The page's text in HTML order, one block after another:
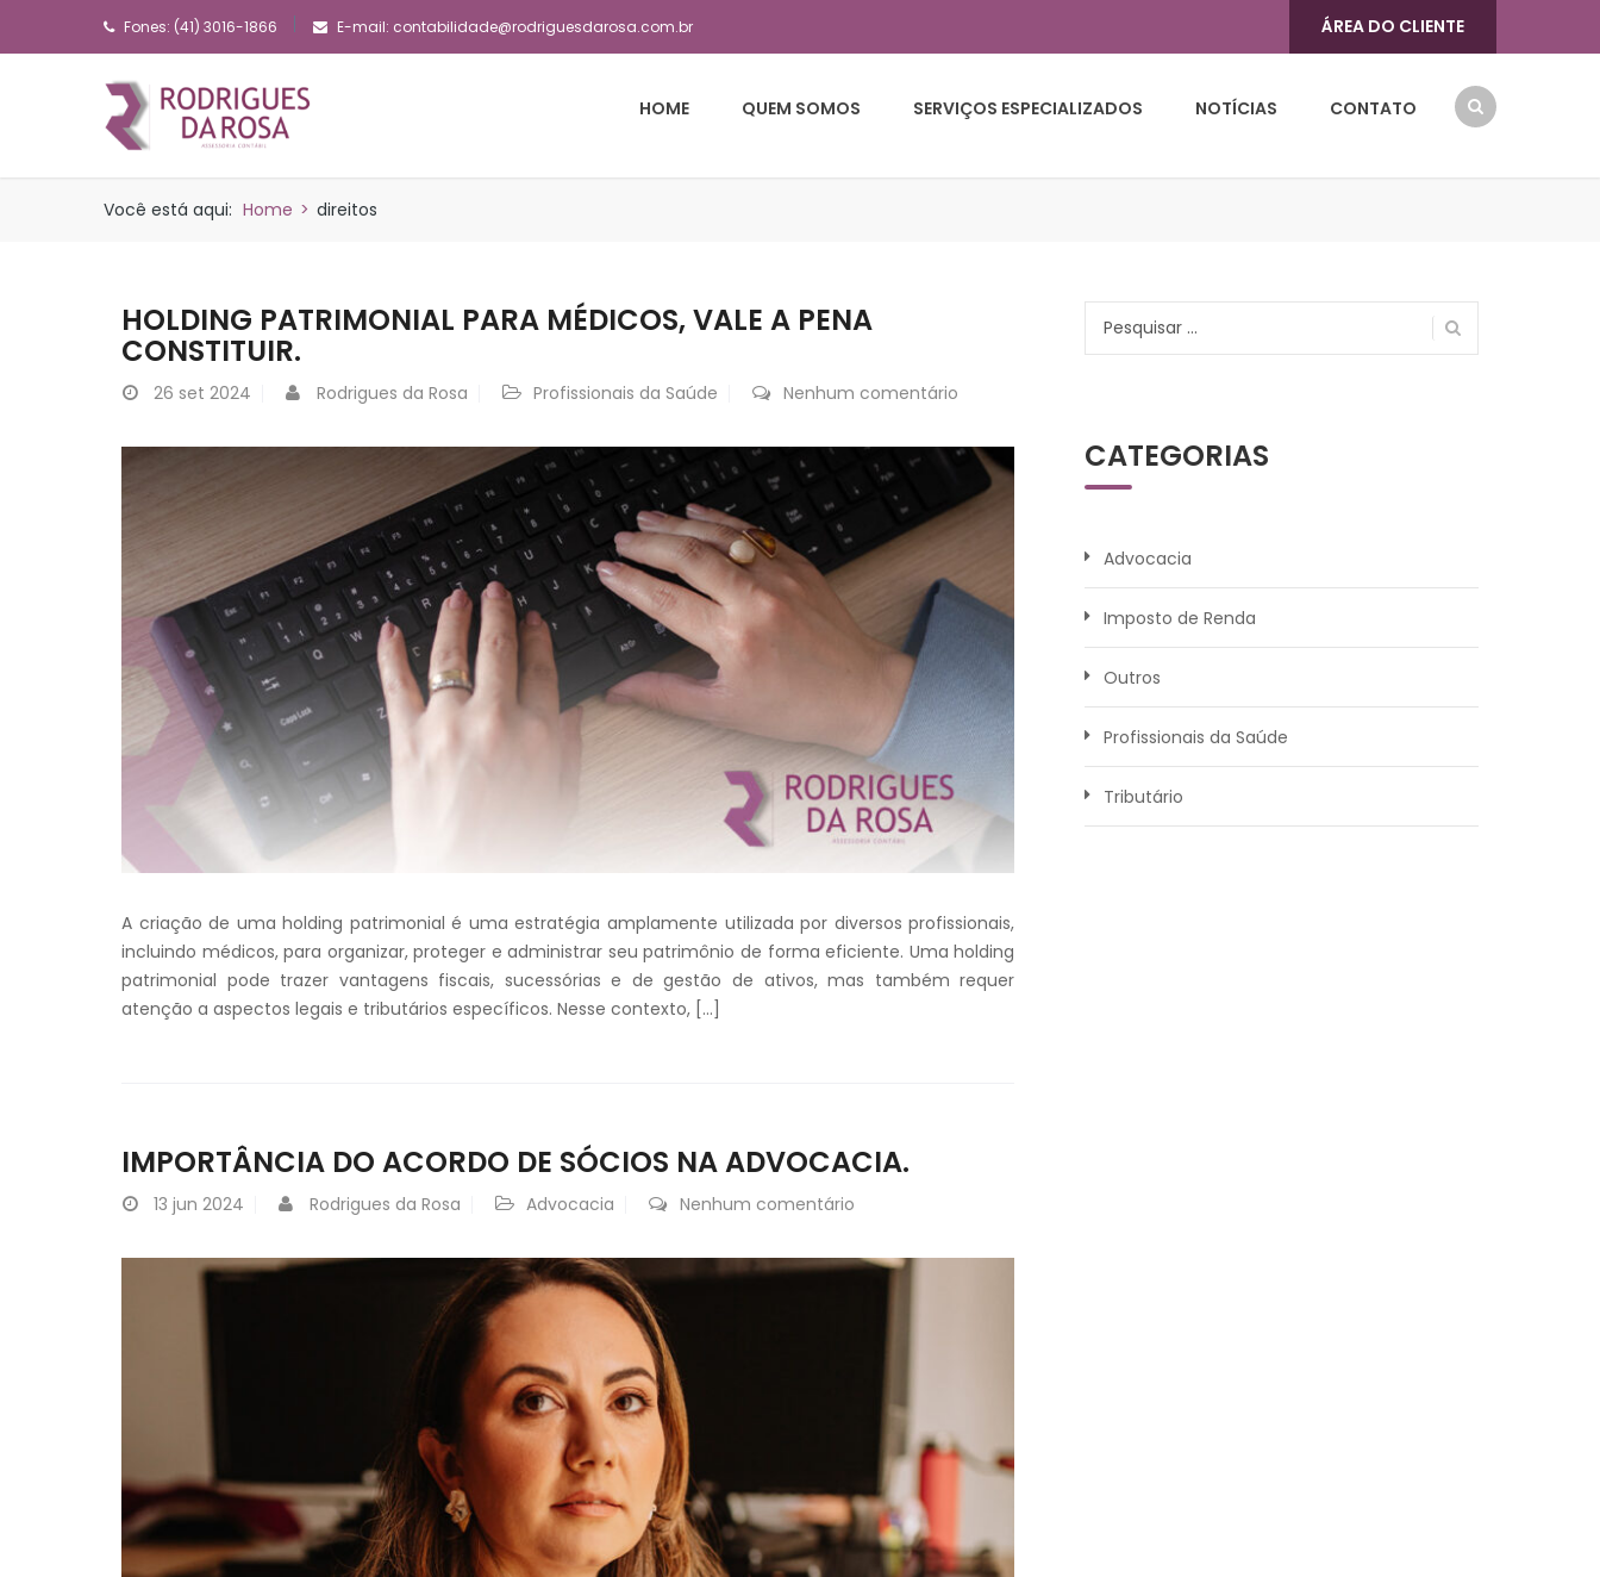
Fones: (41) 3016-1866 E-mail: contabilidade@rodriguesdarosa.com.br ÁREA DO CLIENTE
HOME QUEM SOMOS SERVIÇOS ESPECIALIZADOS NOTÍCIAS CONTATO
Você está aqui: Home > direitos
HOLDING PATRIMONIAL PARA MÉDICOS, VALE A PENA
CONSTITUIR.
26 set 2024 Rodrigues da Rosa Profissionais da Saúde Nenhum comentário
A criação de uma holding patrimonial é uma estratégia amplamente utilizada por diversos profissionais,
incluindo médicos, para organizar, proteger e administrar seu patrimônio de forma eficiente. Uma holding
patrimonial pode trazer vantagens fiscais, sucessórias e de gestão de ativos, mas também requer
atenção a aspectos legais e tributários específicos. Nesse contexto, […]
IMPORTÂNCIA DO ACORDO DE SÓCIOS NA ADVOCACIA.
13 jun 2024 Rodrigues da Rosa Advocacia Nenhum comentário
CATEGORIAS
Advocacia
Imposto de Renda
Outros
Profissionais da Saúde
Tributário